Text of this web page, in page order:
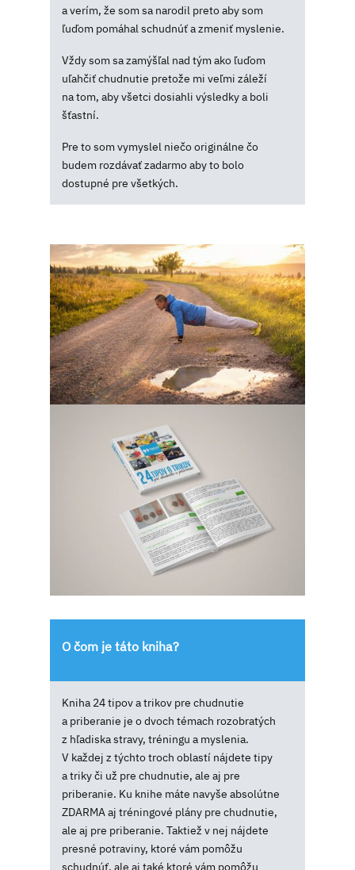
a verím, že som sa narodil preto aby som
ľuďom pomáhal schudnúť a zmeniť myslenie.
Vždy som sa zamýšľal nad tým ako ľuďom
uľahčiť chudnutie pretože mi veľmi záleží
na tom, aby všetci dosiahli výsledky a boli
šťastní.
Pre to som vymyslel niečo originálne čo
budem rozdávať zadarmo aby to bolo
dostupné pre všetkých.
O čom je táto kniha?
Kniha 24 tipov a trikov pre chudnutie
a priberanie je o dvoch témach rozobratých
z hľadiska stravy, tréningu a myslenia.
V každej z týchto troch oblastí nájdete tipy
a triky či už pre chudnutie, ale aj pre
priberanie. Ku knihe máte navyše absolútne
ZDARMA aj tréningové plány pre chudnutie,
ale aj pre priberanie. Taktiež v nej nájdete
presné potraviny, ktoré vám pomôžu
schudnúť, ale aj také ktoré vám pomôžu